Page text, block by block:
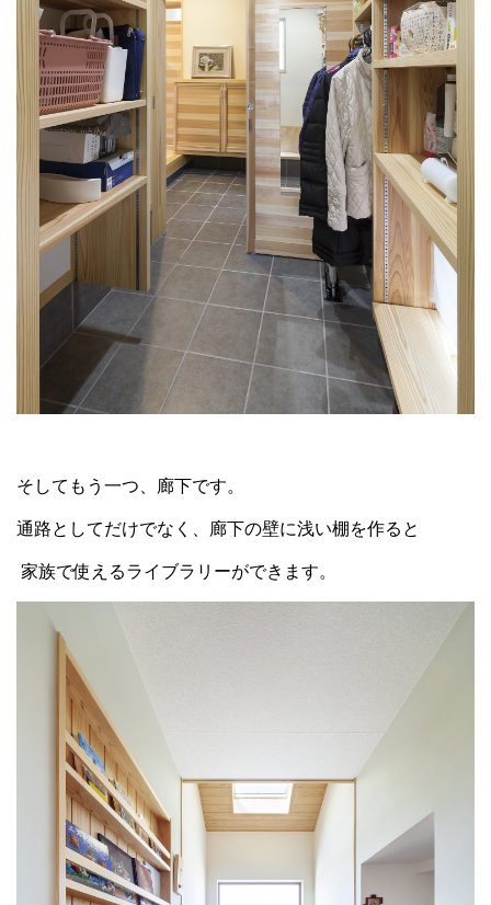
そしてもう一つ、廊下です。
通路としてだけでなく、廊下の壁に浅い棚を作ると
家族で使えるライブラリーができます。